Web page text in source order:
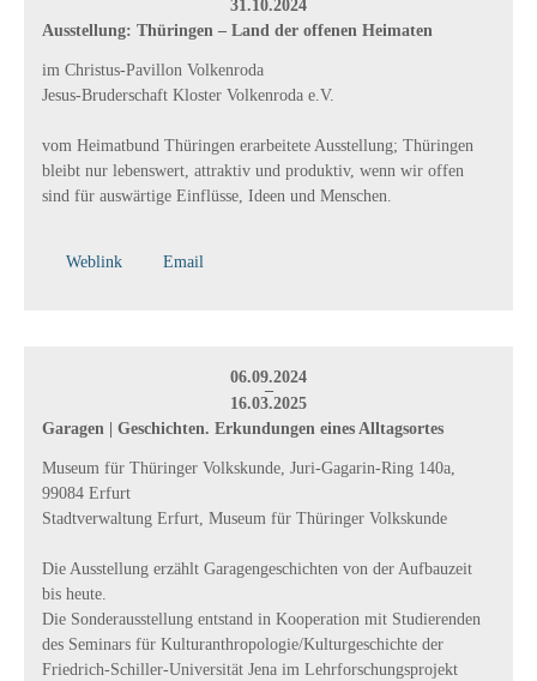
31.10.2024
Ausstellung: Thüringen – Land der offenen Heimaten
im Christus-Pavillon Volkenroda
Jesus-Bruderschaft Kloster Volkenroda e.V.
vom Heimatbund Thüringen erarbeitete Ausstellung; Thüringen
bleibt nur lebenswert, attraktiv und produktiv, wenn wir offen
sind für auswärtige Einflüsse, Ideen und Menschen.
Weblink Email
06.09.2024
–
16.03.2025
Garagen | Geschichten. Erkundungen eines Alltagsortes
Museum für Thüringer Volkskunde, Juri-Gagarin-Ring 140a,
99084 Erfurt
Stadtverwaltung Erfurt, Museum für Thüringer Volkskunde
Die Ausstellung erzählt Garagengeschichten von der Aufbauzeit
bis heute.
Die Sonderausstellung entstand in Kooperation mit Studierenden
des Seminars für Kulturanthropologie/Kulturgeschichte der
Friedrich-Schiller-Universität Jena im Lehrforschungsprojekt